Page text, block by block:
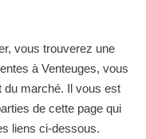
vous trouverez une
à Venteuges, vous
du marché. Il vous est
de cette page qui
liens ci-dessous.